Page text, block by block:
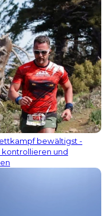
bewältigst -
kontrollieren und